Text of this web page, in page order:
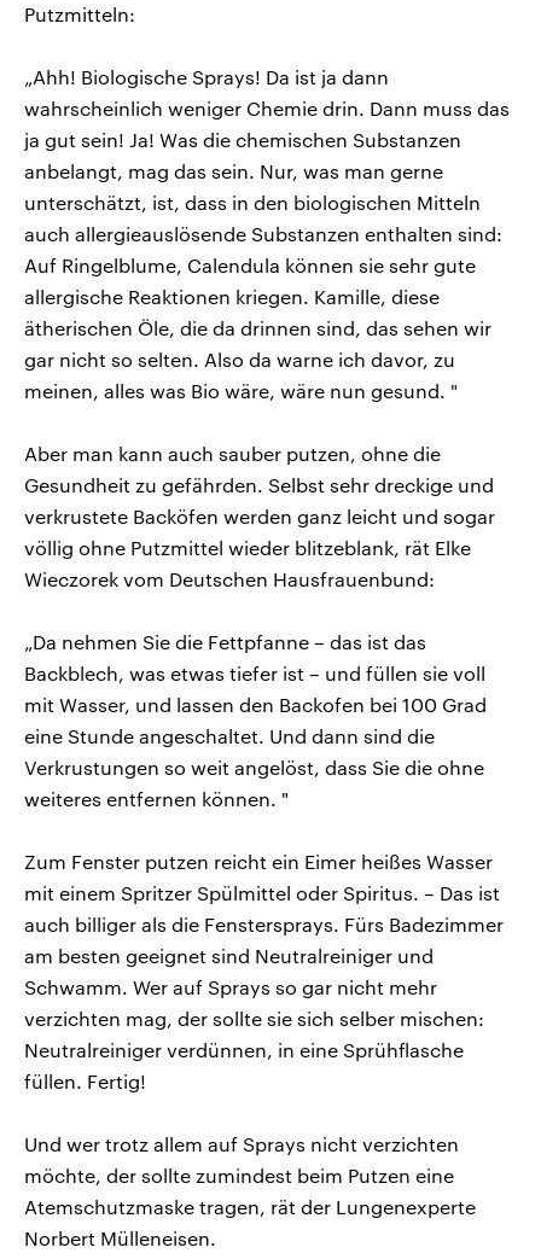
Putzmitteln:
„Ahh! Biologische Sprays! Da ist ja dann
wahrscheinlich weniger Chemie drin. Dann muss das
ja gut sein! Ja! Was die chemischen Substanzen
anbelangt, mag das sein. Nur, was man gerne
unterschätzt, ist, dass in den biologischen Mitteln
auch allergieauslösende Substanzen enthalten sind:
Auf Ringelblume, Calendula können sie sehr gute
allergische Reaktionen kriegen. Kamille, diese
ätherischen Öle, die da drinnen sind, das sehen wir
gar nicht so selten. Also da warne ich davor, zu
meinen, alles was Bio wäre, wäre nun gesund. "
Aber man kann auch sauber putzen, ohne die
Gesundheit zu gefährden. Selbst sehr dreckige und
verkrustete Backöfen werden ganz leicht und sogar
völlig ohne Putzmittel wieder blitzeblank, rät Elke
Wieczorek vom Deutschen Hausfrauenbund:
„Da nehmen Sie die Fettpfanne – das ist das
Backblech, was etwas tiefer ist – und füllen sie voll
mit Wasser, und lassen den Backofen bei 100 Grad
eine Stunde angeschaltet. Und dann sind die
Verkrustungen so weit angelöst, dass Sie die ohne
weiteres entfernen können. "
Zum Fenster putzen reicht ein Eimer heißes Wasser
mit einem Spritzer Spülmittel oder Spiritus. – Das ist
auch billiger als die Fenstersprays. Fürs Badezimmer
am besten geeignet sind Neutralreiniger und
Schwamm. Wer auf Sprays so gar nicht mehr
verzichten mag, der sollte sie sich selber mischen:
Neutralreiniger verdünnen, in eine Sprühflasche
füllen. Fertig!
Und wer trotz allem auf Sprays nicht verzichten
möchte, der sollte zumindest beim Putzen eine
Atemschutzmaske tragen, rät der Lungenexperte
Norbert Mülleneisen.